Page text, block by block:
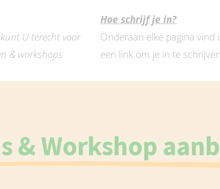
kunt U terecht voor
& workshops
Hoe schrijf je in?
Onderaan elke pagina
een link om je in te
& Workshop